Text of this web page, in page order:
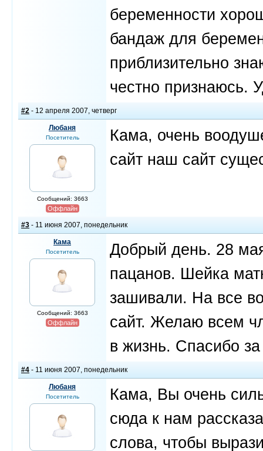
беременности
бандаж для
приблизительно
честно признаюсь.
#2 - 12 апреля 2007, четверг
Любаня
Посетитель
Сообщений: 3663
Оффлайн
Кама, очень
сайт наш сайт
#3 - 11 июня 2007, понедельник
Кама
Посетитель
Сообщений: 3663
Оффлайн
Добрый день. 28
пацанов. Шейка
зашивали. На все
сайт. Желаю всем
в жизнь. Спасибо
#4 - 11 июня 2007, понедельник
Любаня
Посетитель
Кама, Вы очень
сюда к нам
слова, чтобы